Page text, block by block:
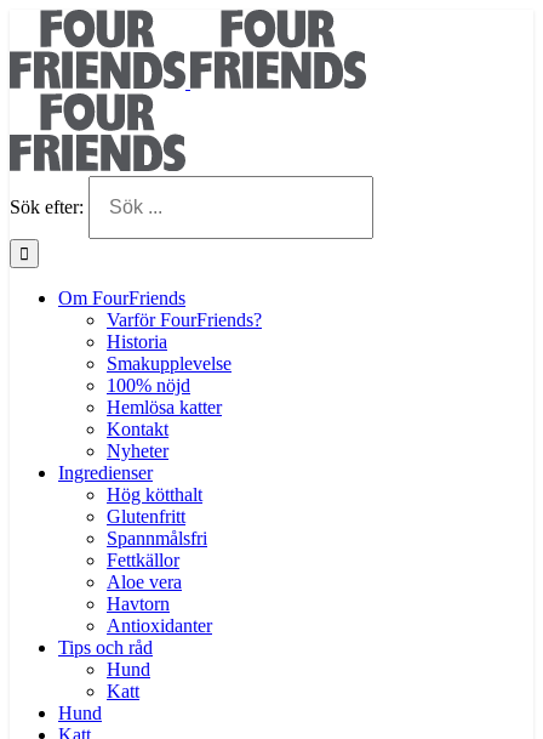
Sök efter:
Om FourFriends
Varför FourFriends?
Historia
Smakupplevelse
100% nöjd
Hemlösa katter
Kontakt
Nyheter
Ingredienser
Hög kötthalt
Glutenfritt
Spannmålsfri
Fettkällor
Aloe vera
Havtorn
Antioxidanter
Tips och råd
Hund
Katt
Hund